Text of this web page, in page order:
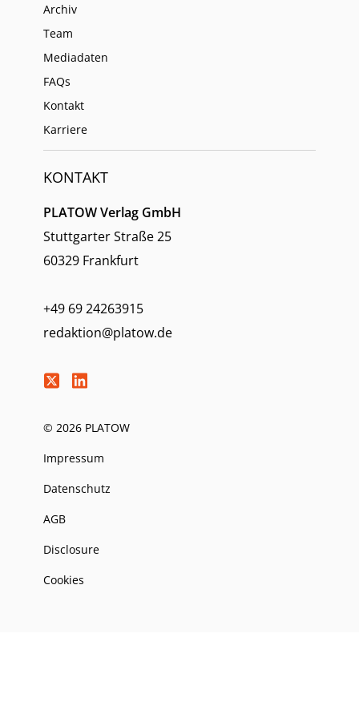
Archiv
Team
Mediadaten
FAQs
Kontakt
Karriere
KONTAKT
PLATOW Verlag GmbH
Stuttgarter Straße 25
60329 Frankfurt
+49 69 24263915
redaktion@platow.de
© 2026 PLATOW
Impressum
Datenschutz
AGB
Disclosure
Cookies